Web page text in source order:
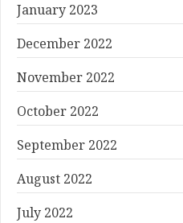
January 2023
December 2022
November 2022
October 2022
September 2022
August 2022
July 2022